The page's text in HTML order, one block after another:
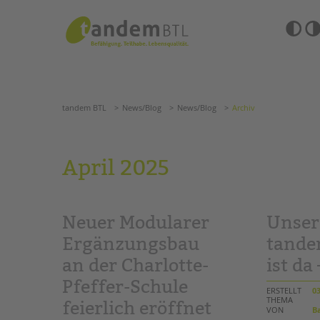
Barrierefrei-
ANGEBOTE
KITA & FRÜHE HILFEN
Grundschulen
Oberschulen
Förderzentren
Kollegs
EFöB
Schulbezogene Sozialarbeit
Tagesgruppen
BETREUTES
TANDEM BTL
Zertfikatskurse
Seminarkalender
tandem BTL News/Blog
tandem BTL News/Blog News/Blog Archiv
April 2025
Neuer Modularer
Ergänzungsbau
an der Charlotte-
Pfeffer-Schule
feierlich eröffnet
ist da
ERSTELLT
THEMA
VON